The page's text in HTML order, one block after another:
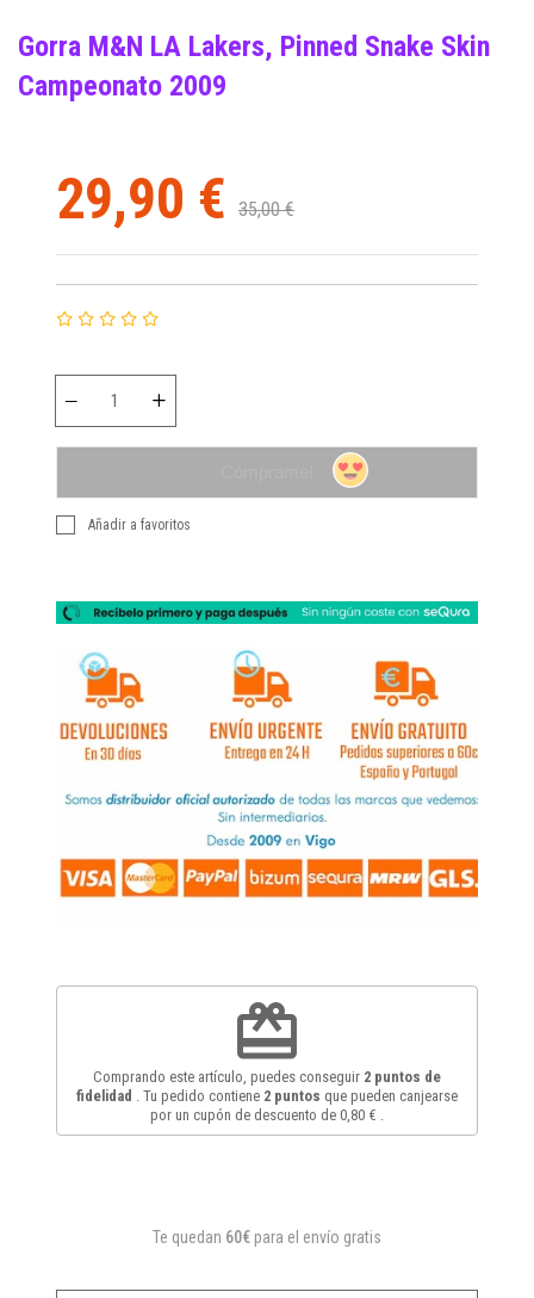
Gorra M&N LA Lakers, Pinned Snake Skin
Campeonato 2009
29,90 € 35,00 €
Añadir a favoritos
redeem
Comprando este artículo, puedes conseguir 2 puntos de
fidelidad
. Tu pedido contiene 2 puntos que pueden canjearse
por un cupón de descuento de 0,80 €
Te quedan 60€ para el envío gratis